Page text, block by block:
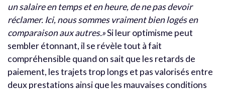
un salaire en temps et en heure, de ne pas devoir
réclamer. Ici, nous sommes vraiment bien logés en
comparaison aux autres.»Si leur optimisme peut
sembler étonnant, il se révèle tout à fait
compréhensible quand on sait que les retards de
paiement, les trajets trop longs et pas valorisés entre
deux prestations ainsi que les mauvaises conditions